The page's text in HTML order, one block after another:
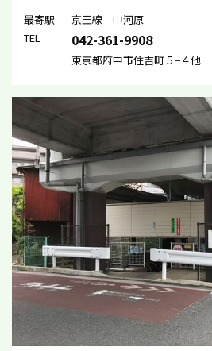
最寄駅
京王線 中河原
TEL
042-361-9908
東京都府中市住吉町５−４他